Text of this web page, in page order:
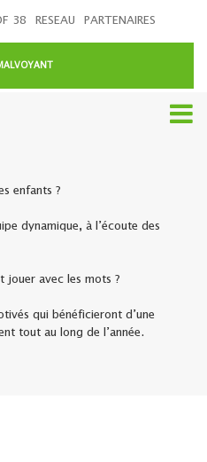
38 RESEAU PARTENAIRES
enfants ?
dynamique, à l’écoute des
jouer avec les mots ?
qui bénéficieront d’une
tout au long de l’année.